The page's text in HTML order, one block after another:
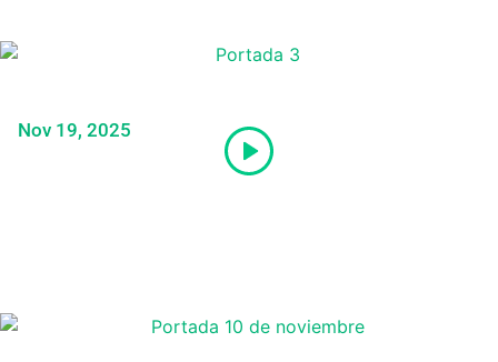
Nov 19, 2025
¡Conoce la cédula de votación para las
Congresistas podrán postular y hacer